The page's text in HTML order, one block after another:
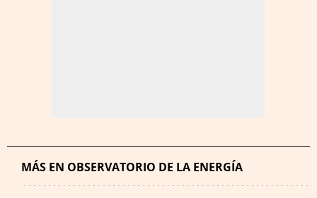
MÁS EN OBSERVATORIO DE LA ENERGÍA